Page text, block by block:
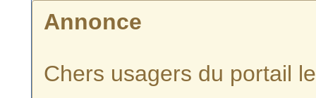
Annonce
Chers usagers du portail